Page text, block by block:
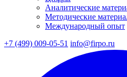
Аналитические
Методические
Международный опыт
+7 (499) 009-05-51 info@firpo.ru